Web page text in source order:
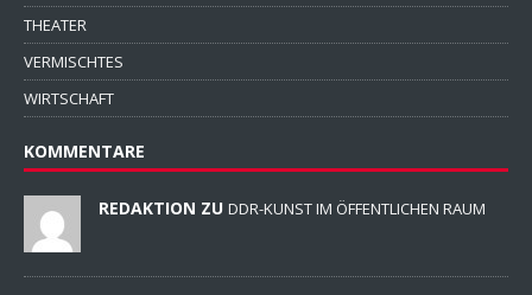
THEATER
VERMISCHTES
WIRTSCHAFT
KOMMENTARE
REDAKTION ZU DDR-KUNST IM ÖFFENTLICHEN RAUM